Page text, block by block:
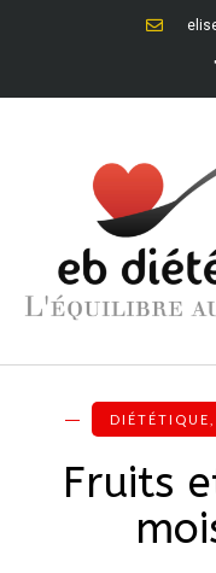
DIÉTÉTIQUE
Fruits